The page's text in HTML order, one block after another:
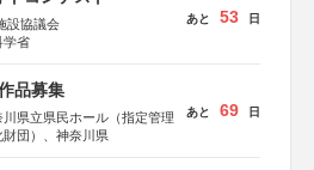
設協議会
学省
あと 53 日
品募集
県立県民ホール（指定管理
団）、神奈川県
あと 69 日